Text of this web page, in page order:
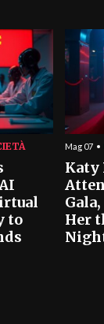
to
Mag 07
Katy
Her